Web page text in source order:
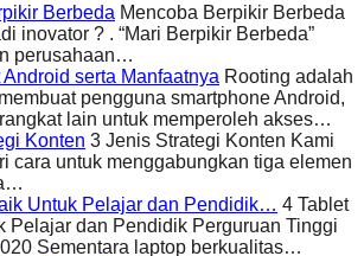
Berbeda Mencoba Berpikir Berbeda
inovator ? . “Mari Berpikir Berbeda”
perusahaan…
serta Manfaatnya Rooting adalah
pengguna smartphone Android,
lain untuk memperoleh akses…
Konten 3 Jenis Strategi Konten Kami
cara untuk menggabungkan tiga elemen
Untuk Pelajar dan Pendidik… 4 Tablet
Pelajar dan Pendidik Perguruan Tinggi
Sementara laptop berkualitas…